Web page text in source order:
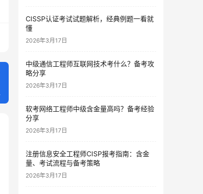
CISSP认证考试试题解析，经典例题一看就
懂
2026年3月17日
中级通信工程师互联网技术考什么？备考攻
略分享
2026年3月17日
软考网络工程师中级含金量高吗？备考经验
分享
2026年3月17日
注册信息安全工程师CISP报考指南：含金
量、考试流程与备考策略
2026年3月17日